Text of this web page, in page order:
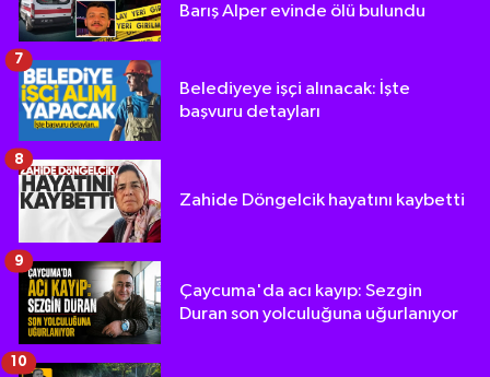
Barış Alper evinde ölü bulundu
Belediyeye işçi alınacak: İşte
başvuru detayları
7
Zahide Döngelcik hayatını kaybetti
8
Çaycuma'da acı kayıp: Sezgin
Duran son yolculuğuna uğurlanıyor
9
10